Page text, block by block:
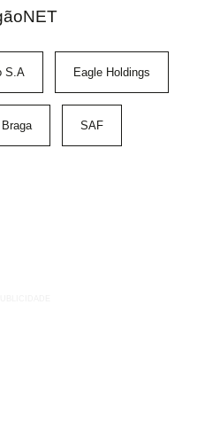
S.A Eagle Holdings
SAF